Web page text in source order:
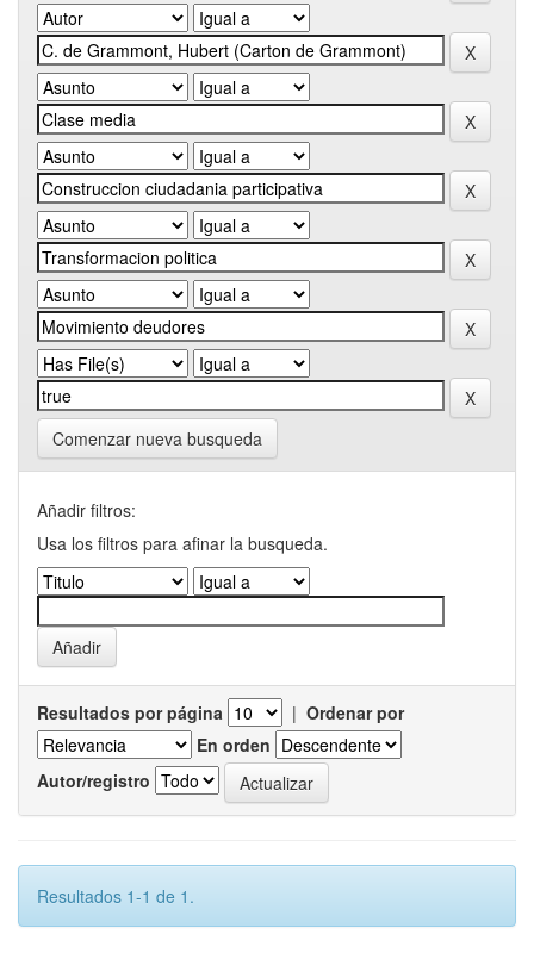
Comenzar nueva busqueda
Añadir filtros:
Usa los filtros para afinar la busqueda.
Resultados por página | Ordenar por
En orden
Autor/registro
Resultados 1-1 de 1.